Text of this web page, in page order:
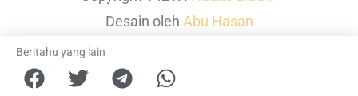
Desain oleh Abu Hasan
Beritahu yang lain